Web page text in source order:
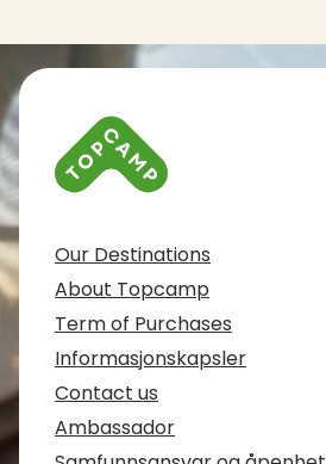
Contact info and colophone
Our Destinations
About Topcamp
Term of Purchases
Informasjonskapsler
Contact us
Ambassador